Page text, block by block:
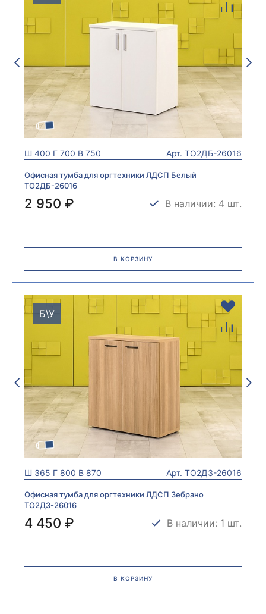
Ш 400 Г 700 В 750 Арт. ТО2ДБ-26016
Офисная тумба для оргтехники ЛДСП Белый
ТО2ДБ-26016
2 950 ₽ В наличии: 4 шт.
В КОРЗИНУ
Б\У
Ш 365 Г 800 В 870 Арт. ТО2ДЗ-26016
Офисная тумба для оргтехники ЛДСП Зебрано
ТО2ДЗ-26016
4 450 ₽ В наличии: 1 шт.
В КОРЗИНУ